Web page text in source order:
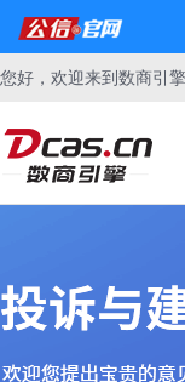
您好，欢迎来到数商引擎